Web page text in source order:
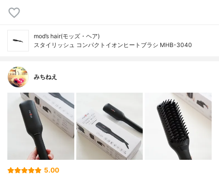
mod’s hair(モッズ・ヘア)
スタイリッシュ コンパクトイオンヒートブラシ MHB-3040
みちねえ
5.00